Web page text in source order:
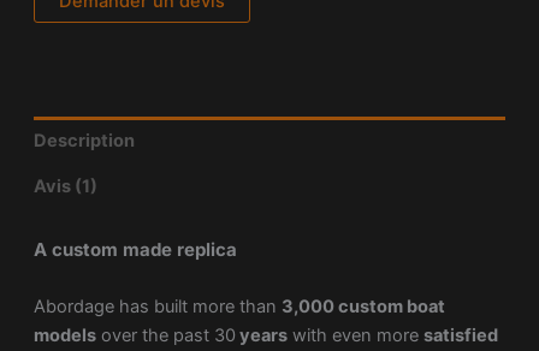
Description
Avis (1)
A custom made replica
Abordage has built more than 3,000 custom boat
modelsover the past 30 yearswith even more satisfied